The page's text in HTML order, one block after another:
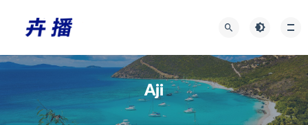
Aji